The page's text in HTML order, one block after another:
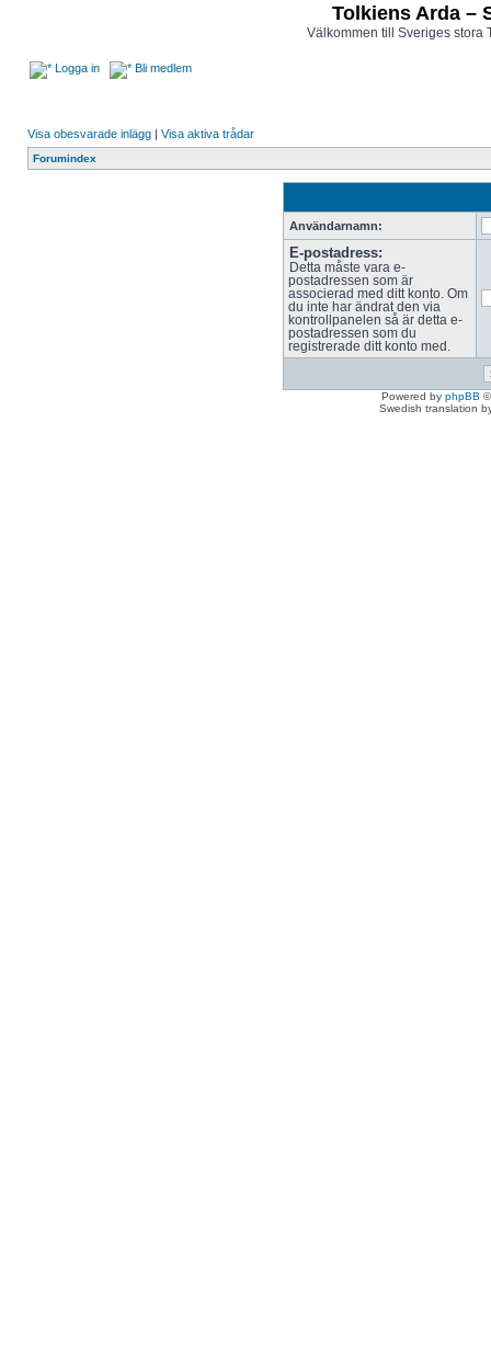
Tolkiens Arda –
Välkommen till Sveriges stora
Logga in Bli medlem
Visa obesvarade inlägg | Visa aktiva trådar
Forumindex
Användarnamn:
E-postadress:
Detta måste vara e-
postadressen som är
associerad med ditt konto. Om
du inte har ändrat den via
kontrollpanelen så är detta e-
postadressen som du
registrerade ditt konto med.
Powered by phpBB
Swedish translation